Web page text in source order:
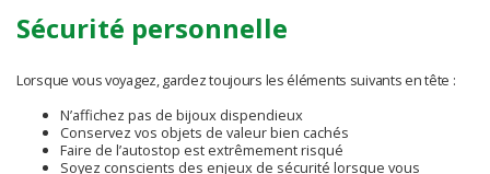
Sécurité personnelle
Lorsque vous voyagez, gardez toujours les éléments suivants en tête :
N’affichez pas de bijoux dispendieux
Conservez vos objets de valeur bien cachés
Faire de l’autostop est extrêmement risqué
Soyez conscients des enjeux de sécurité lorsque vous